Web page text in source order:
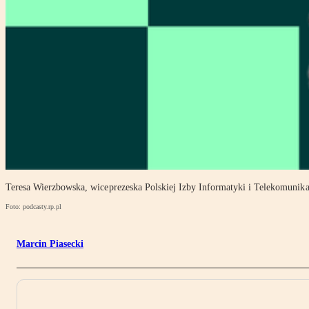
Teresa Wierzbowska, wiceprezeska Polskiej Izby Informatyki i
Foto: podcasty.rp.pl
Marcin Piasecki